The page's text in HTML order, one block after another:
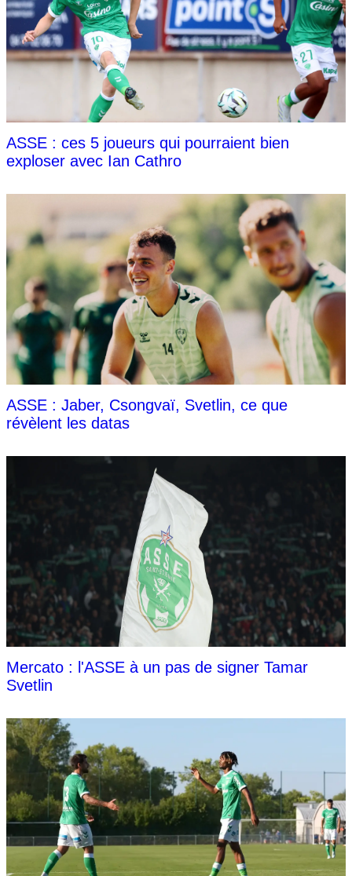
ASSE : ces 5 joueurs qui pourraient bien
exploser avec Ian Cathro
ASSE : Jaber, Csongvaï, Svetlin, ce que
révèlent les datas
Mercato : l'ASSE à un pas de signer Tamar
Svetlin